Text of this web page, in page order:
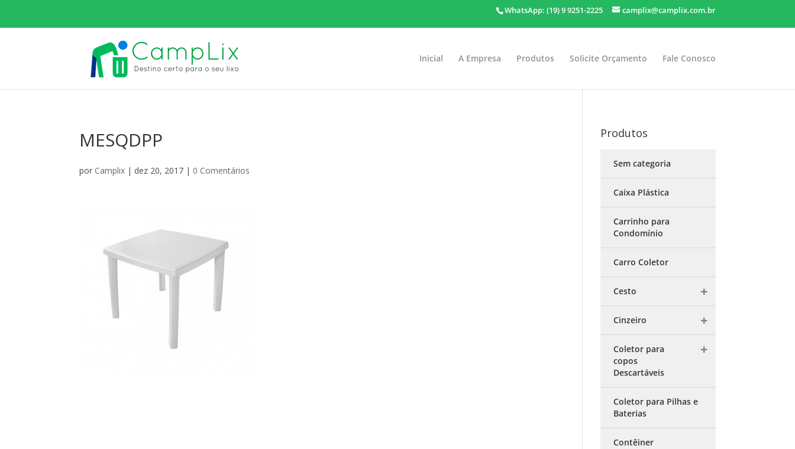
WhatsApp: (19) 9 9251-2225 camplix@camplix.com.br
Inicial A Empresa Produtos Solicite Orçamento Fale Conosco
MESQDPP
por Camplix | dez 20, 2017 | 0 Comentários
Produtos
Sem categoria
Caixa Plástica
Carrinho para
Condomínio
Carro Coletor
Cesto
Cinzeiro
Coletor para
copos
Descartáveis
Coletor para Pilhas e
Baterias
Contêiner